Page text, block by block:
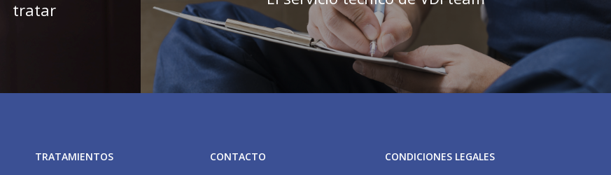
tratar
TRATAMIENTOS CONTACTO CONDICIONES LEGALES